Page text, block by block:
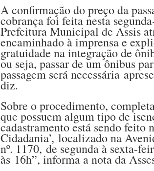
A confirmação do preço da
cobrança foi feita nesta
Prefeitura Municipal de Assis
encaminhado à imprensa e
gratuidade na integração de
ou seja, passar de um ônibus
passagem será necessária
diz.
Sobre o procedimento,
que possuem algum tipo de
cadastramento está sendo feito
Cidadania’, localizado na
nº. 1170, de segunda à sexta-
às 16h”, informa a nota da